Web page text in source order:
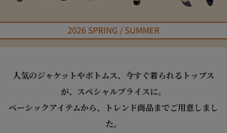
人気のジャケットやボトムス、今すぐ着られるトップス
が、スペシャルプライスに。
ベーシックアイテムから、トレンド商品までご用意しまし
た。